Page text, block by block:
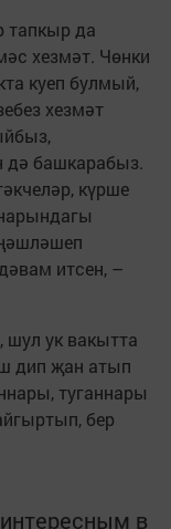
тапкыр да
хезмәт. Чөнки
куеп булмый,
хезмәт
дә башкарабыз.
күрше
итсен, –
шул ук вакытта
дип җан атып
туганнары
бер
в